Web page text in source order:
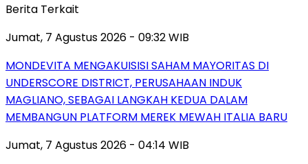
Berita Terkait
Jumat, 7 Agustus 2026 - 09:32 WIB
MONDEVITA MENGAKUISISI SAHAM MAYORITAS DI
UNDERSCORE DISTRICT, PERUSAHAAN INDUK
MAGLIANO, SEBAGAI LANGKAH KEDUA DALAM
MEMBANGUN PLATFORM MEREK MEWAH ITALIA BARU
Jumat, 7 Agustus 2026 - 04:14 WIB